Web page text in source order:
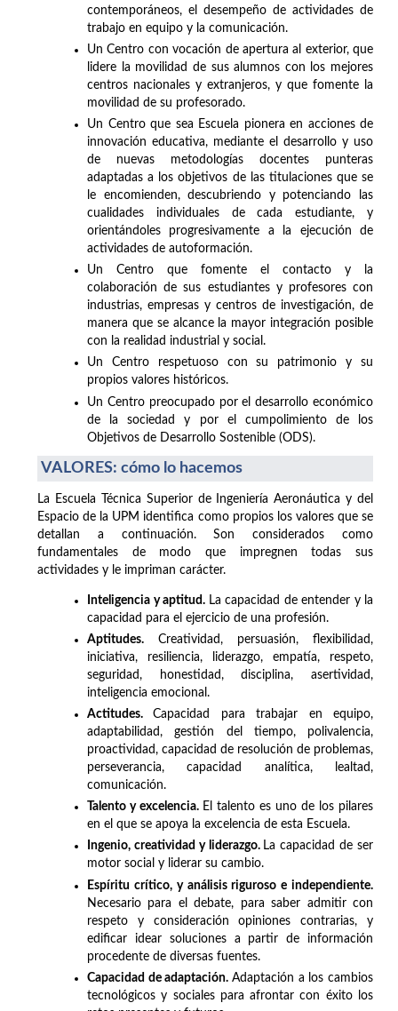
contemporáneos, el desempeño de actividades de
trabajo en equipo y la comunicación.
Un Centro con vocación de apertura al exterior, que
lidere la movilidad de sus alumnos con los mejores
centros nacionales y extranjeros, y que fomente la
movilidad de su profesorado.
Un Centro que sea Escuela pionera en acciones de
innovación educativa, mediante el desarrollo y uso
de nuevas metodologías docentes punteras
adaptadas a los objetivos de las titulaciones que se
le encomienden, descubriendo y potenciando las
cualidades individuales de cada estudiante, y
orientándoles progresivamente a la ejecución de
actividades de autoformación.
Un Centro que fomente el contacto y la
colaboración de sus estudiantes y profesores con
industrias, empresas y centros de investigación, de
manera que se alcance la mayor integración posible
con la realidad industrial y social.
Un Centro respetuoso con su patrimonio y su
propios valores históricos.
Un Centro preocupado por el desarrollo económico
de la sociedad y por el cumpolimiento de los
Objetivos de Desarrollo Sostenible (ODS).
VALORES: cómo lo hacemos
La Escuela Técnica Superior de Ingeniería Aeronáutica y del
Espacio de la UPM identifica como propios los valores que se
detallan a continuación. Son considerados como
fundamentales de modo que impregnen todas sus
actividades y le impriman carácter.
Inteligencia y aptitud. La capacidad de entender y la
capacidad para el ejercicio de una profesión.
Aptitudes. Creatividad, persuasión, flexibilidad,
iniciativa, resiliencia, liderazgo, empatía, respeto,
seguridad, honestidad, disciplina, asertividad,
inteligencia emocional.
Actitudes.Capacidad para trabajar en equipo,
adaptabilidad, gestión del tiempo, polivalencia,
proactividad, capacidad de resolución de problemas,
perseverancia, capacidad analítica, lealtad,
comunicación.
Talento y excelencia. El talento es uno de los pilares
en el que se apoya la excelencia de esta Escuela.
Ingenio, creatividad y liderazgo. La capacidad de ser
motor social y liderar su cambio.
Espíritu crítico, y análisis riguroso e independiente.
Necesario para el debate, para saber admitir con
respeto y consideración opiniones contrarias, y
edificar idear soluciones a partir de información
procedente de diversas fuentes.
Capacidad de adaptación. Adaptación a los cambios
tecnológicos y sociales para afrontar con éxito los